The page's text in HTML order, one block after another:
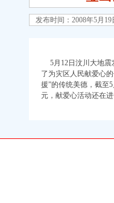
口权)
册）
册）
权）
册）
口权）
工商注册）
口权)
发布时间：2008年5月
5月12日汶川大地震
了为灾区人民献爱心
援”的传统美德，截至
元，献爱心活动还在